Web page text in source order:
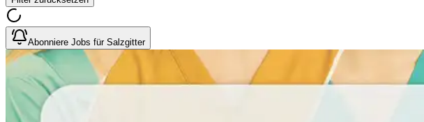
Abonniere Jobs für Salzgitter